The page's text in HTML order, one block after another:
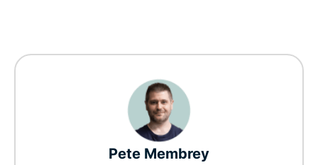
Pete Membrey